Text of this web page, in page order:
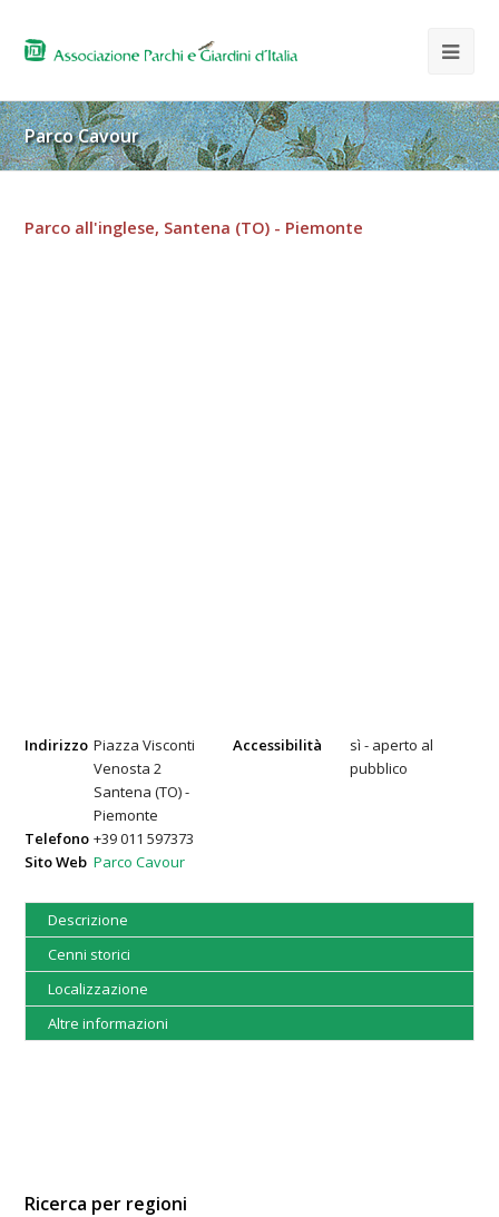
Parco Cavour
Parco all'inglese, Santena (TO) - Piemonte
Indirizzo Piazza Visconti
Venosta 2
Santena (TO) -
Piemonte
Accessibilità
sì - aperto al
pubblico
Telefono +39 011 597373
Sito Web Parco Cavour
Descrizione
Cenni storici
Localizzazione
Altre informazioni
Ricerca per regioni